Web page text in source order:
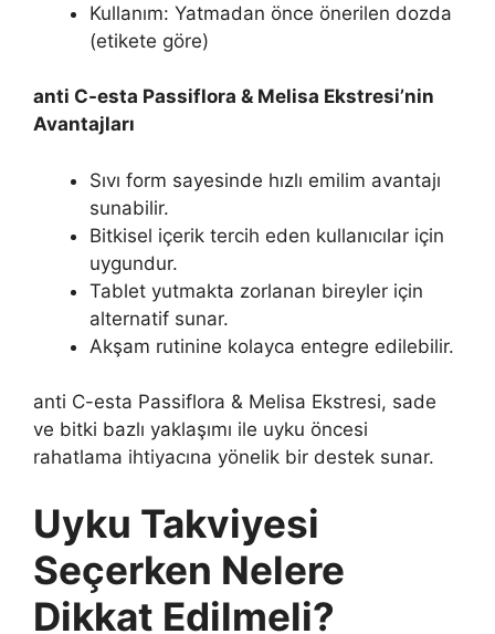
Kullanım: Yatmadan önce önerilen dozda
(etikete göre)
anti C-esta Passiflora & Melisa Ekstresi’nin
Avantajları
Sıvı form sayesinde hızlı emilim avantajı
sunabilir.
Bitkisel içerik tercih eden kullanıcılar için
uygundur.
Tablet yutmakta zorlanan bireyler için
alternatif sunar.
Akşam rutinine kolayca entegre edilebilir.
anti C-esta Passiflora & Melisa Ekstresi, sade
ve bitki bazlı yaklaşımı ile uyku öncesi
rahatlama ihtiyacına yönelik bir destek sunar.
Uyku Takviyesi
Seçerken Nelere
Dikkat Edilmeli?